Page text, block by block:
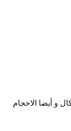
و أيضا الاحجام